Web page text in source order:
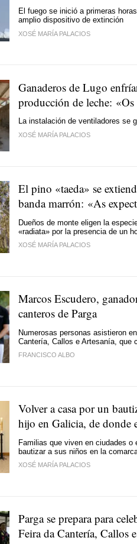
El fuego se inició a primeras
amplio dispositivo de extinción
XOSÉ MARÍA PALACIOS
Ganaderos de Lugo
producción de leche:
La instalación de ventiladores se
XOSÉ MARÍA PALACIOS
El pino «taeda» se
banda marrón: «As
Dueños de monte eligen la
«radiata» por la presencia de un
XOSÉ MARÍA PALACIOS
Marcos Escudero,
canteros de Parga
Numerosas personas asistieron
Cantería, Callos e Artesanía, que
FRANCISCO ALBO
Volver a casa por un
hijo en Galicia, de donde
Familias que viven en ciudades o
bautizar a sus niños en la
XOSÉ MARÍA PALACIOS
Parga se prepara para
Feira da Cantería, Callos